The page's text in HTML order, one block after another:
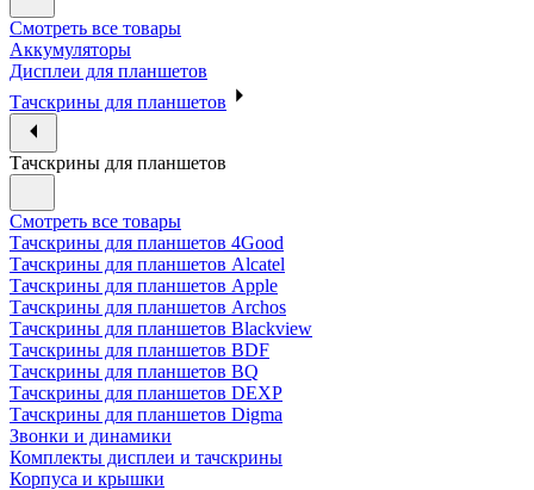
Смотреть все товары
Аккумуляторы
Дисплеи для планшетов
Тачскрины для планшетов
Тачскрины для планшетов
Смотреть все товары
Тачскрины для планшетов 4Good
Тачскрины для планшетов Alcatel
Тачскрины для планшетов Apple
Тачскрины для планшетов Archos
Тачскрины для планшетов Blackview
Тачскрины для планшетов BDF
Тачскрины для планшетов BQ
Тачскрины для планшетов DEXP
Тачскрины для планшетов Digma
Звонки и динамики
Комплекты дисплеи и тачскрины
Корпуса и крышки